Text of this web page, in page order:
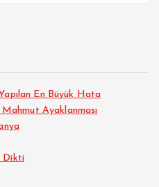
En Büyük Hata
Ayaklanması
Dikti